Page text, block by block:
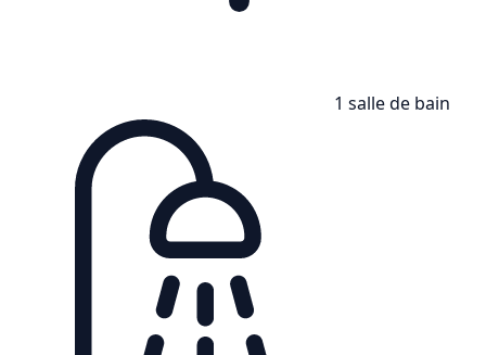
1 salle de bain